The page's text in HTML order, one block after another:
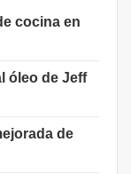
cocina en
óleo de Jeff
de